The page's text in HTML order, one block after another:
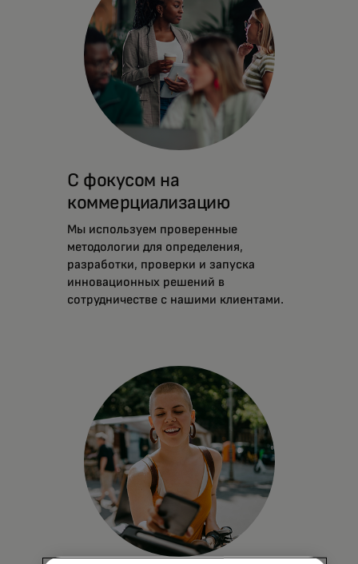
С фокусом на
коммерциализацию
Мы используем проверенные
методологии для определения,
разработки, проверки и запуска
инновационных решений в
сотрудничестве с нашими клиентами.